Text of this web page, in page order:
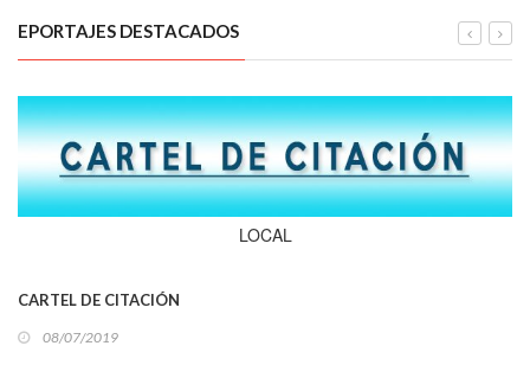
EPORTAJES DESTACADOS
LOCAL
CARTEL DE CITACIÓN
08/07/2019